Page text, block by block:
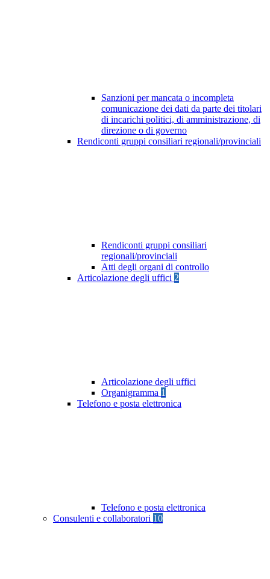
Sanzioni per mancata o incompleta
comunicazione dei dati da parte dei titolari
di incarichi politici, di amministrazione, di
direzione o di governo
Rendiconti gruppi consiliari regionali/provinciali
Rendiconti gruppi consiliari
regionali/provinciali
Atti degli organi di controllo
Articolazione degli uffici 2
Articolazione degli uffici
Organigramma 1
Telefono e posta elettronica
Telefono e posta elettronica
Consulenti e collaboratori 10